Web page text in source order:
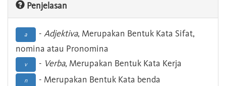
Penjelasan
a - Adjektiva, Merupakan Bentuk Kata Sifat,
nomina atau Pronomina
v - Verba, Merupakan Bentuk Kata Kerja
n - Merupakan Bentuk Kata benda